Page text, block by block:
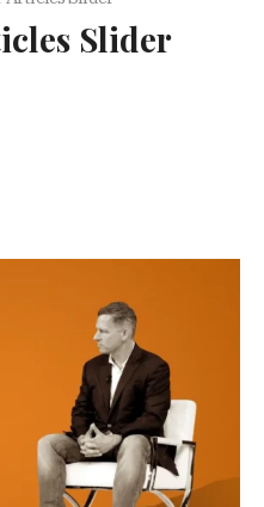
Slider